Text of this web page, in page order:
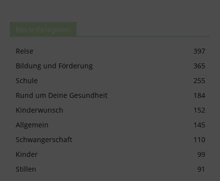
Reise
397
Bildung und Förderung
365
Schule
255
Rund um Deine Gesundheit
184
Kinderwunsch
152
Allgemein
145
Schwangerschaft
110
Kinder
99
Stillen
91